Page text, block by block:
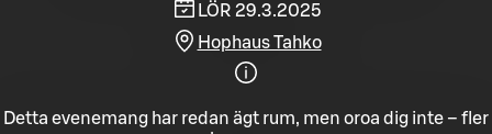
LÖR 29.3.2025
Hophaus Tahko
Detta evenemang har redan ägt rum, men oroa dig inte – fler